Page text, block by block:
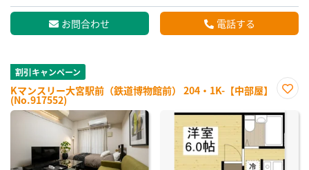
お問合わせ 電話する
割引キャンペーン
Kマンスリー大宮駅前（鉄道博物館前） 204・1K-【中部屋】
(No.917552)
に入
録